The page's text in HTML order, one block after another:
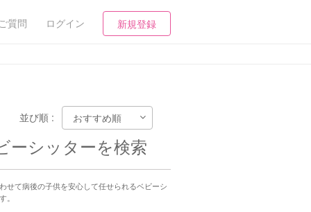
質問 ログイン 新規登録
並び順 :
ーシッターを検索
せて病後の子供を安心して任せられるベビーシ